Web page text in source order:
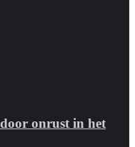
onrust in het